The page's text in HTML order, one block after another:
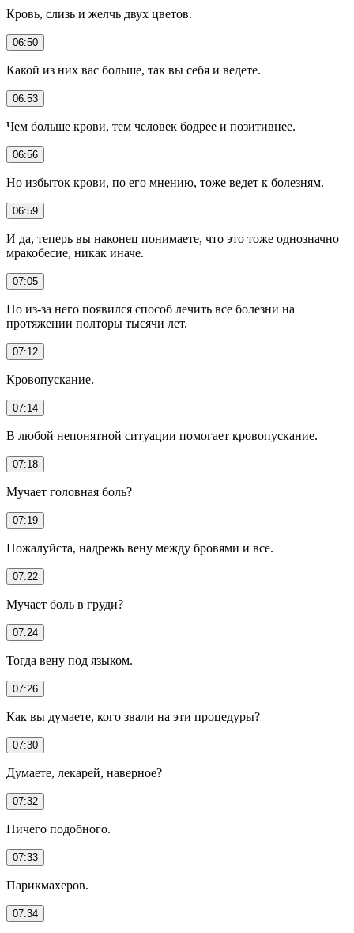
Кровь, слизь и желчь двух цветов.
06:50
Какой из них вас больше, так вы себя и ведете.
06:53
Чем больше крови, тем человек бодрее и позитивнее.
06:56
Но избыток крови, по его мнению, тоже ведет к болезням.
06:59
И да, теперь вы наконец понимаете, что это тоже однозначно
мракобесие, никак иначе.
07:05
Но из-за него появился способ лечить все болезни на
протяжении полторы тысячи лет.
07:12
Кровопускание.
07:14
В любой непонятной ситуации помогает кровопускание.
07:18
Мучает головная боль?
07:19
Пожалуйста, надрежь вену между бровями и все.
07:22
Мучает боль в груди?
07:24
Тогда вену под языком.
07:26
Как вы думаете, кого звали на эти процедуры?
07:30
Думаете, лекарей, наверное?
07:32
Ничего подобного.
07:33
Парикмахеров.
07:34